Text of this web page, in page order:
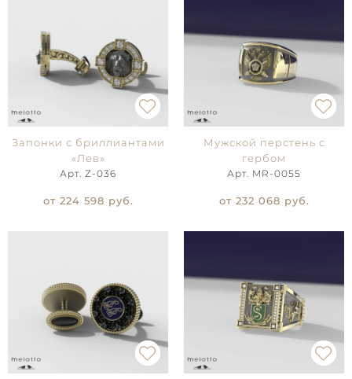
Запонки с бриллиантами
«Лев»
Арт. Z-036
от 224 598 руб.
Мужской перстень с
гербом
Арт. MR-0055
от 232 068 руб.